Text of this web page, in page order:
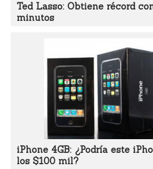
Ted Lasso: Obtiene récord
minutos
iPhone 4GB: ¿Podría este
los $100 mil?